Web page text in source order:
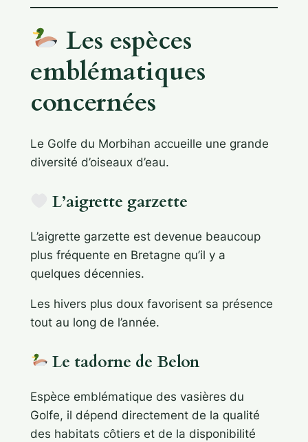
Les espèces
emblématiques
concernées
Le Golfe du Morbihan accueille une grande
diversité d’oiseaux d’eau.
L’aigrette garzette
L’aigrette garzette est devenue beaucoup
plus fréquente en Bretagne qu’il y a
quelques décennies.
Les hivers plus doux favorisent sa présence
tout au long de l’année.
Le tadorne de Belon
Espèce emblématique des vasières du
Golfe, il dépend directement de la qualité
des habitats côtiers et de la disponibilité